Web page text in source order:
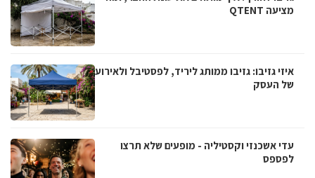
מציעה QTENT
איזי גזיבו: גזיבו ממותג ליריד, לפסטיבל ולאירוע
של העסק
עדי אשכנזי וקסטיליה - מופעים שלא תרצו
לפספס